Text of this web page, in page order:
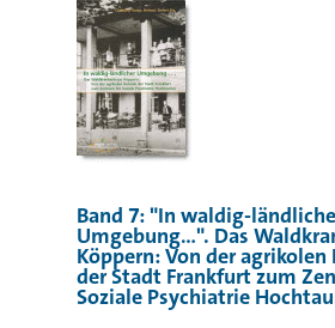
Band 7: "In waldig-
Umgebung...". Das
Köppern: Von der agrikolen
der Stadt Frankfurt zum
Soziale Psychiatrie